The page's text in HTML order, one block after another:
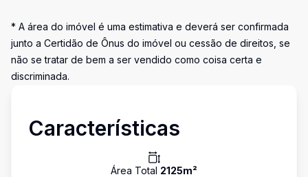
* A área do imóvel é uma estimativa e deverá ser confirmada
junto a Certidão de Ônus do imóvel ou cessão de direitos, se
não se tratar de bem a ser vendido como coisa certa e
discriminada.
Características
Área Total 2125m²